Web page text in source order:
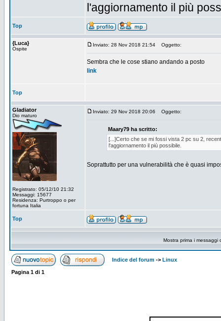
l'aggiornamento il più
Top
{Luca}
Ospite
Inviato: 28 Nov 2018 21:54 Oggetto:
Sembra che le cose stiano andando a posto
link
Top
Gladiator
Dio maturo
Registrato: 05/12/10 21:32
Messaggi: 15677
Residenza: Purtroppo o per
fortuna Italia
Inviato: 29 Nov 2018 20:06 Oggetto:
Maary79 ha scritto:
[...]Certo che se mi fossi vista 2 pc su 2,
l'aggiornamento il più possibile.
Soprattutto per una vulnerabilità che è quasi
Top
Mostra prima i messaggi
Indice del forum -> Linux
Pagina 1 di 1